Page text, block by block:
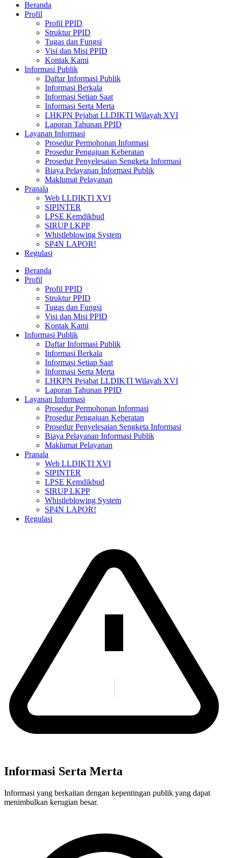
Beranda
Profil
Profil PPID
Struktur PPID
Tugas dan Fungsi
Visi dan Misi PPID
Kontak Kami
Informasi Publik
Daftar Informasi Publik
Informasi Berkala
Informasi Setiap Saat
Informasi Serta Merta
LHKPN Pejabat LLDIKTI Wilayah XVI
Laporan Tahunan PPID
Layanan Informasi
Prosedur Permohonan Informasi
Prosedur Pengajuan Keberatan
Prosedur Penyelesaian Sengketa Informasi
Biaya Pelayanan Informasi Publik
Maklumat Pelayanan
Pranala
Web LLDIKTI XVI
SIPINTER
LPSE Kemdikbud
SIRUP LKPP
Whistleblowing System
SP4N LAPOR!
Regulasi
Beranda
Profil
Profil PPID
Struktur PPID
Tugas dan Fungsi
Visi dan Misi PPID
Kontak Kami
Informasi Publik
Daftar Informasi Publik
Informasi Berkala
Informasi Setiap Saat
Informasi Serta Merta
LHKPN Pejabat LLDIKTI Wilayah XVI
Laporan Tahunan PPID
Layanan Informasi
Prosedur Permohonan Informasi
Prosedur Pengajuan Keberatan
Prosedur Penyelesaian Sengketa Informasi
Biaya Pelayanan Informasi Publik
Maklumat Pelayanan
Pranala
Web LLDIKTI XVI
SIPINTER
LPSE Kemdikbud
SIRUP LKPP
Whistleblowing System
SP4N LAPOR!
Regulasi
Informasi Serta Merta
Informasi yang berkaitan dengan kepentingan publik yang dapat
menimbulkan kerugian besar.